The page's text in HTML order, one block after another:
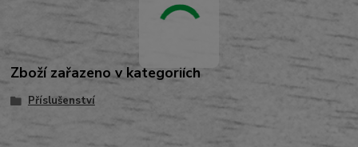
Zboží zařazeno v kategoriích
Příslušenství